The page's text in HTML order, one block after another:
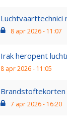
Luchtvaarttechnici
8 apr 2026 - 11:07
Irak heropent
8 apr 2026 - 11:05
Brandstoftekorten
7 apr 2026 - 16:20